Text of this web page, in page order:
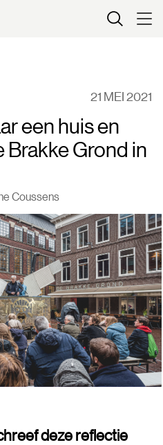
21 MEI 2021
een huis en
Brakke Grond in
Coussens
deze reflectie